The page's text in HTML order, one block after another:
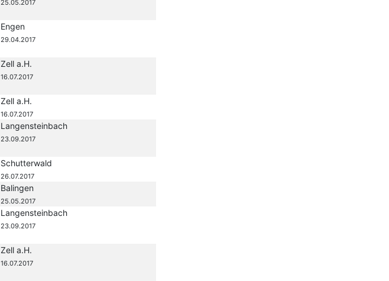
25.05.2017
Engen
29.04.2017
Zell a.H.
16.07.2017
Zell a.H.
16.07.2017
Langensteinbach
23.09.2017
Schutterwald
26.07.2017
Balingen
25.05.2017
Langensteinbach
23.09.2017
Zell a.H.
16.07.2017